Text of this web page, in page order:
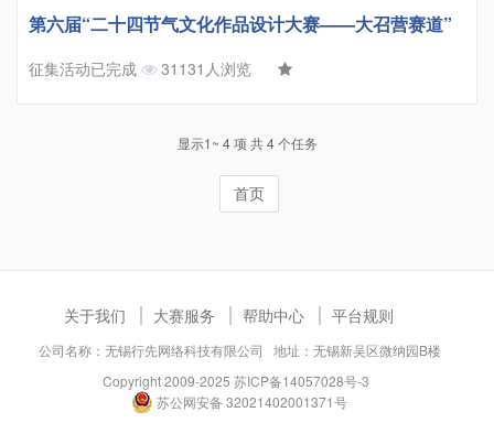
第六届“二十四节气文化作品设计大赛——大召营赛道”
征集活动已完成 31131人浏览
显示1~ 4 项 共 4 个任务
首页
关于我们 大赛服务 帮助中心 平台规则
公司名称：无锡行先网络科技有限公司 地址：无锡新吴区微纳园B楼
Copyright 2009-2025 苏ICP备14057028号-3
苏公网安备 32021402001371号